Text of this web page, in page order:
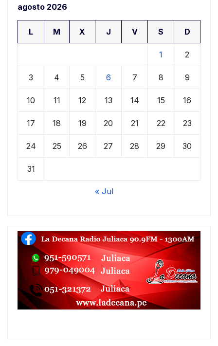
agosto 2026
L M X J V S D
1 2
3 4 5 6 7 8 9
10 11 12 13 14 15 16
17 18 19 20 21 22 23
24 25 26 27 28 29 30
31
« Jul